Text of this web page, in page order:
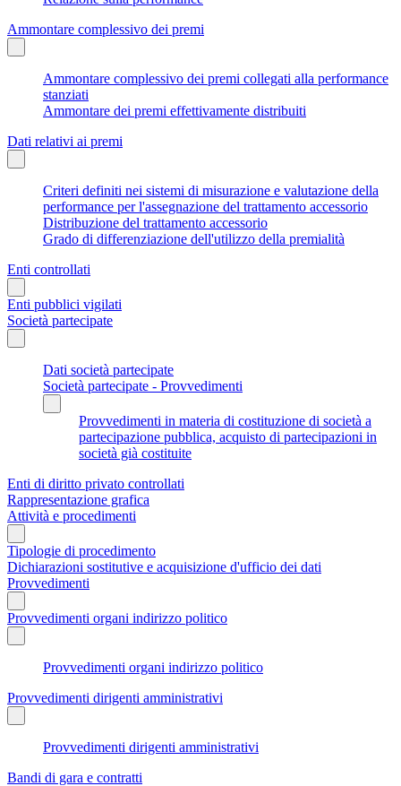
Ammontare complessivo dei premi
Ammontare complessivo dei premi collegati alla performance
stanziati
Ammontare dei premi effettivamente distribuiti
Dati relativi ai premi
Criteri definiti nei sistemi di misurazione e valutazione della
performance per l'assegnazione del trattamento accessorio
Distribuzione del trattamento accessorio
Grado di differenziazione dell'utilizzo della premialità
Enti controllati
Enti pubblici vigilati
Società partecipate
Dati società partecipate
Società partecipate - Provvedimenti
Provvedimenti in materia di costituzione di società a
partecipazione pubblica, acquisto di partecipazioni in
società già costituite
Enti di diritto privato controllati
Rappresentazione grafica
Attività e procedimenti
Tipologie di procedimento
Dichiarazioni sostitutive e acquisizione d'ufficio dei dati
Provvedimenti
Provvedimenti organi indirizzo politico
Provvedimenti organi indirizzo politico
Provvedimenti dirigenti amministrativi
Provvedimenti dirigenti amministrativi
Bandi di gara e contratti